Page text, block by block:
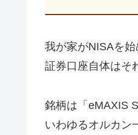
我が家がNISAを始
証券口座自体はそ
銘柄は「eMAXIS
いわゆるオルカン